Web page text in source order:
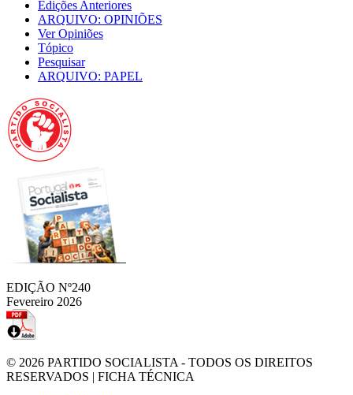
Edições Anteriores
ARQUIVO: OPINIÕES
Ver Opiniões
Tópico
Pesquisar
ARQUIVO: PAPEL
EDIÇÃO Nº240
Fevereiro 2026
© 2026 PARTIDO SOCIALISTA - TODOS OS DIREITOS
RESERVADOS | FICHA TÉCNICA